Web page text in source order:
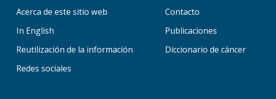
Acerca de este sitio web
In English
Reutilización de la información
Redes sociales
Contacto
Publicaciones
Diccionario de cáncer